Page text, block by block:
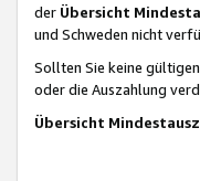
der Übersicht
und Schweden nicht
Sollten Sie keine
oder die Auszahlung
Übersicht